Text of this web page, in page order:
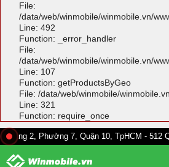
File:
/data/web/winmobile/winmobile.vn/
Line: 492
Function: _error_handler
File:
/data/web/winmobile/winmobile.vn/
Line: 107
Function: getProductsByGeo
File: /data/web/winmobile/
Line: 321
Function: require_once
7, Quận 10, TpHCM - 512 Quang